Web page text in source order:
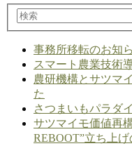
検
索
事務所移転のお知
スマート農業技術
農研機構とサツマ
た
さつまいもパラダ
サツマイモ価値再
REBOOT”立ち上